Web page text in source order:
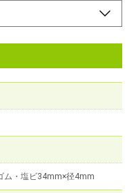
・塩ビ34mm×径4mm